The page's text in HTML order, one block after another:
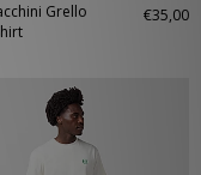
Grello
€35,00